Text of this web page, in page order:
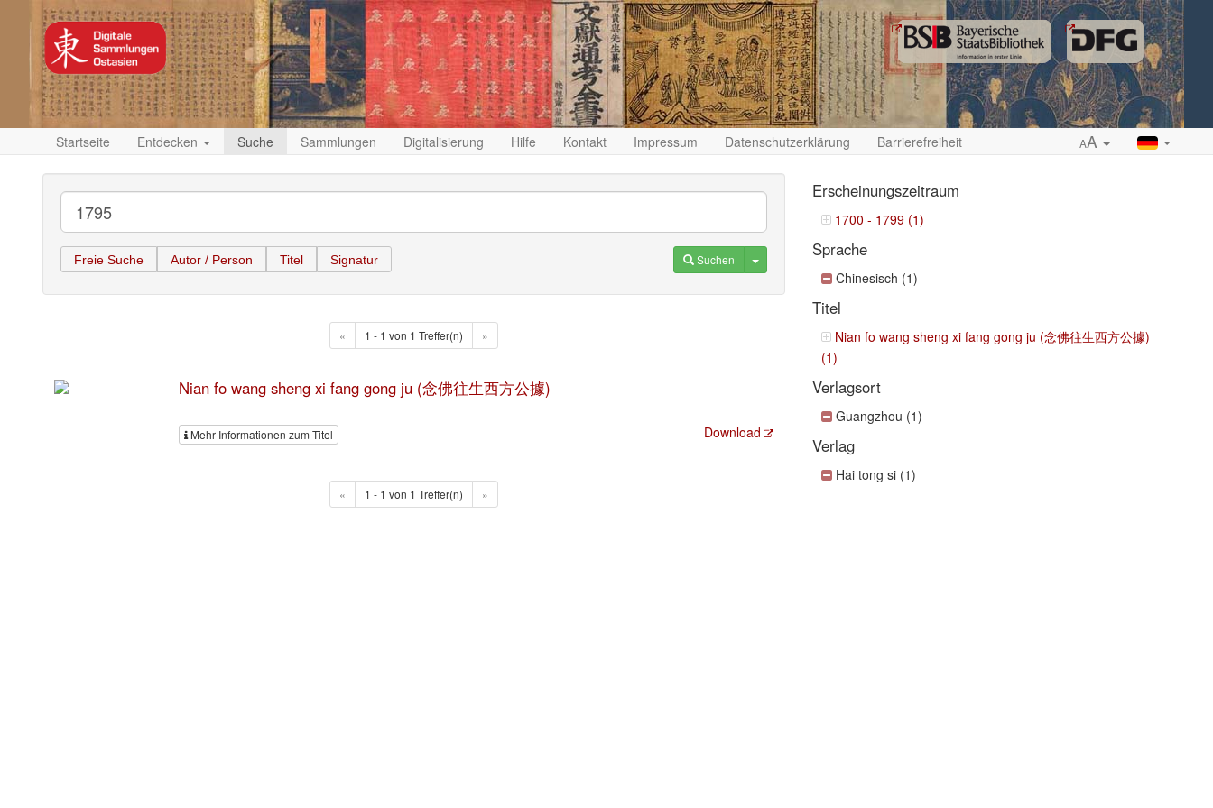
Startseite Entdecken Suche Sammlungen Digitalisierung Hilfe Kontakt Impressum Datenschutzerklärung Barrierefreiheit AA
Freie Suche Autor / Person Titel Signatur Suchen Toggle Dropdown
« 1 - 1 von 1 Treffer(n) »
Nian fo wang sheng xi fang gong ju (念佛往生西方公據)
Mehr Informationen zum Titel Download
« 1 - 1 von 1 Treffer(n) »
Erscheinungszeitraum
1700 - 1799 (1)
Sprache
Chinesisch (1)
Titel
Nian fo wang sheng xi fang gong ju (念佛往生西方公據)
(1)
Verlagsort
Guangzhou (1)
Verlag
Hai tong si (1)